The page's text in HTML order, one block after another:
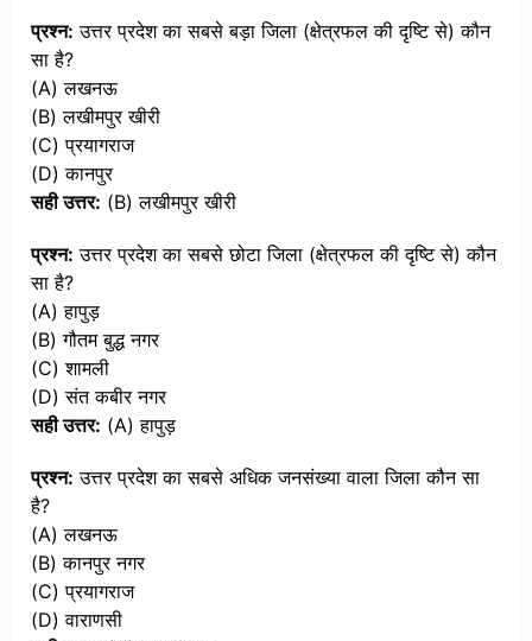
प्रश्न: उत्तर प्रदेश का सबसे बड़ा जिला (क्षेत्रफल की दृष्टि से) कौन
सा है?
(A) लखनऊ
(B) लखीमपुर खीरी
(C) प्रयागराज
(D) कानपुर
सही उत्तर: (B) लखीमपुर खीरी
प्रश्न: उत्तर प्रदेश का सबसे छोटा जिला (क्षेत्रफल की दृष्टि से) कौन
सा है?
(A) हापुड़
(B) गौतम बुद्ध नगर
(C) शामली
(D) संत कबीर नगर
सही उत्तर: (A) हापुड़
प्रश्न: उत्तर प्रदेश का सबसे अधिक जनसंख्या वाला जिला कौन सा
है?
(A) लखनऊ
(B) कानपुर नगर
(C) प्रयागराज
(D) वाराणसी